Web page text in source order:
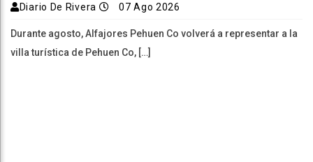
Diario De Rivera 07 Ago 2026
Durante agosto, Alfajores Pehuen Co volverá a representar a la
villa turística de Pehuen Co, […]